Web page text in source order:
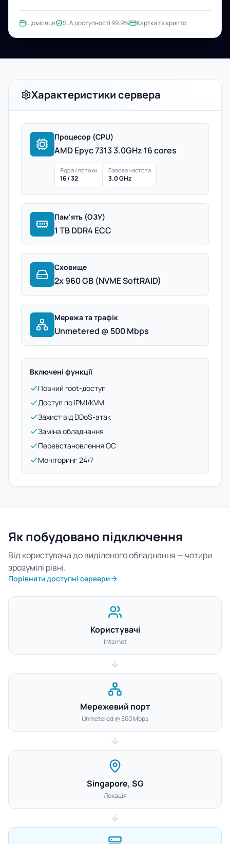
Щомісяця SLA доступності 99.9% Картки та крипто
Характеристики сервера
Процесор (CPU)
AMD Epyc 7313 3.0GHz 16 cores
Ядра / потоки
16 / 32
Базова частота
3.0 GHz
Пам'ять (ОЗУ)
1 TB DDR4 ECC
Сховище
2x 960 GB (NVME SoftRAID)
Мережа та трафік
Unmetered @ 500 Mbps
Включені функції
Повний root-доступ
Доступ по IPMI/KVM
Захист від DDoS-атак
Заміна обладнання
Перевстановлення ОС
Моніторинг 24/7
Як побудовано підключення
Від користувача до виділеного обладнання — чотири
зрозумілі рівні.
Порівняти доступні сервери
Користувачі
Internet
Мережевий порт
Unmetered @ 500 Mbps
Singapore, SG
Локація